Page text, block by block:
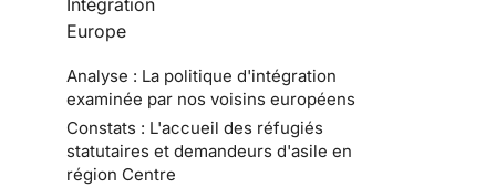
Intégration
Europe
Analyse : La politique d'intégration
examinée par nos voisins européens
Constats : L'accueil des réfugiés
statutaires et demandeurs d'asile en
région Centre